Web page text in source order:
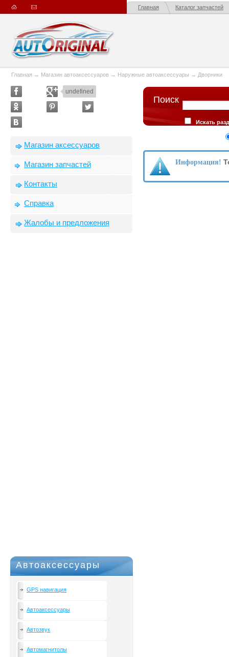
Главная Каталог запчастей
Главная → Магазин автоаксессуаров → Наружные автоаксессуары → Дворники
undefined
Магазин аксессуаров
Магазин запчастей
Контакты
Справка
Жалобы и предложения
Автоаксессуары
GPS навигация
Автоаксессуары
Автозвук
Автомагнитолы
Поиск
Искать
Информация!